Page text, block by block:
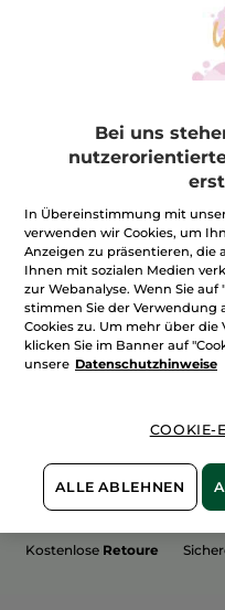
sind
Mehr
Kostenlose Retoure
Bei uns
In Übereinstimmung mit
verwenden wir Cookies, um
Anzeigen zu präsentieren, die
Ihnen mit sozialen Medien
zur Webanalyse. Wenn Sie
stimmen Sie der Verwendung
Cookies zu. Um mehr über die
klicken Sie im Banner auf
unsere Datenschutzhinweise
COOKIE-
ALLE ABLEHNEN